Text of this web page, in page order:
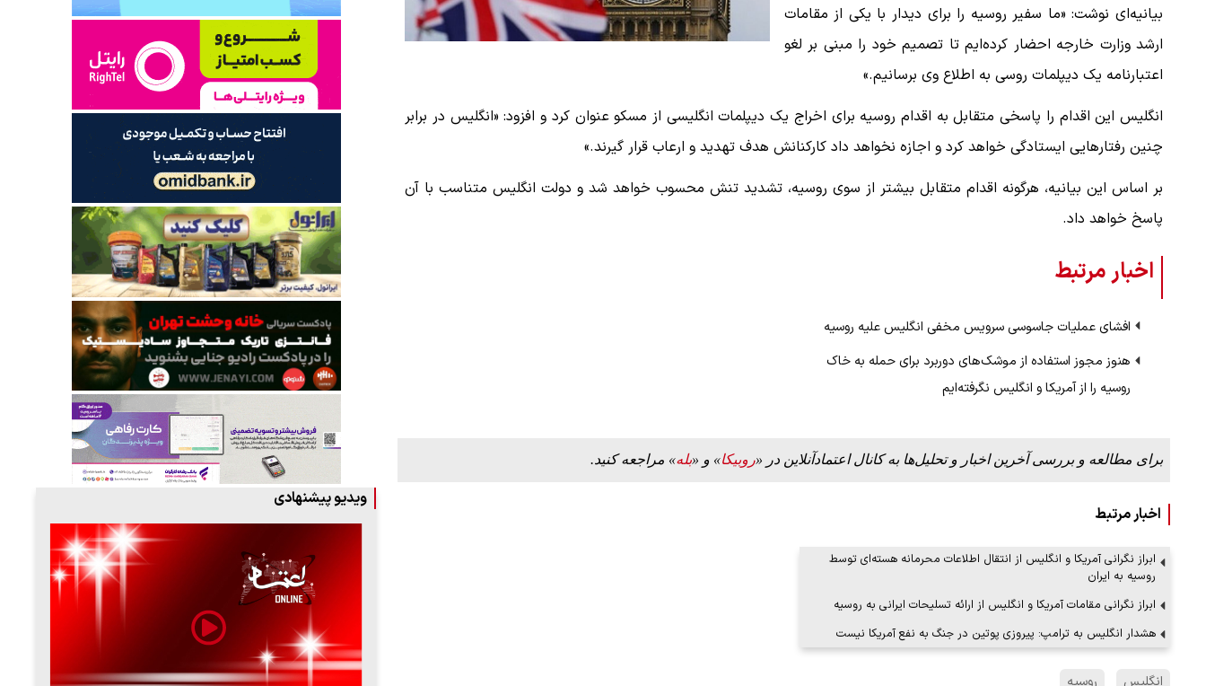
بیانیه‌ای نوشت: «ما سفیر روسیه را برای دیدار با یکی از مقامات
ارشد وزارت خارجه احضار کرده‌ایم تا تصمیم خود را مبنی بر لغو
اعتبارنامه یک دیپلمات روسی به اطلاع وی برسانیم.»
انگلیس این اقدام را پاسخی متقابل به اقدام روسیه برای اخراج یک دیپلمات انگلیسی از مسکو عنوان کرد و افزود: «انگلیس در برابر
چنین رفتارهایی ایستادگی خواهد کرد و اجازه نخواهد داد کارکنانش هدف تهدید و ارعاب قرار گیرند.»
بر اساس این بیانیه، هرگونه اقدام متقابل بیشتر از سوی روسیه، تشدید تنش محسوب خواهد شد و دولت انگلیس متناسب با آن
پاسخ خواهد داد.
اخبار مرتبط
افشای عملیات جاسوسی سرویس مخفی انگلیس علیه روسیه
هنوز مجوز استفاده از موشک‌های دوربرد برای حمله به خاک
روسیه را از آمریکا و انگلیس نگرفته‌ایم
برای مطالعه و بررسی آخرین اخبار و تحلیل‌ها به کانال اعتمادآنلاین در «روبیکا» و «بله» مراجعه کنید.
اخبار مرتبط
ابراز نگرانی آمریکا و انگلیس از انتقال اطلاعات محرمانه هسته‌ای توسط
روسیه به ایران
ابراز نگرانی مقامات آمریکا و انگلیس از ارائه تسلیحات ایرانی به روسیه
هشدار انگلیس به ترامپ: پیروزی پوتین در جنگ به نفع آمریکا نیست
انگلیس روسیه
ویدیو پیشنهادی